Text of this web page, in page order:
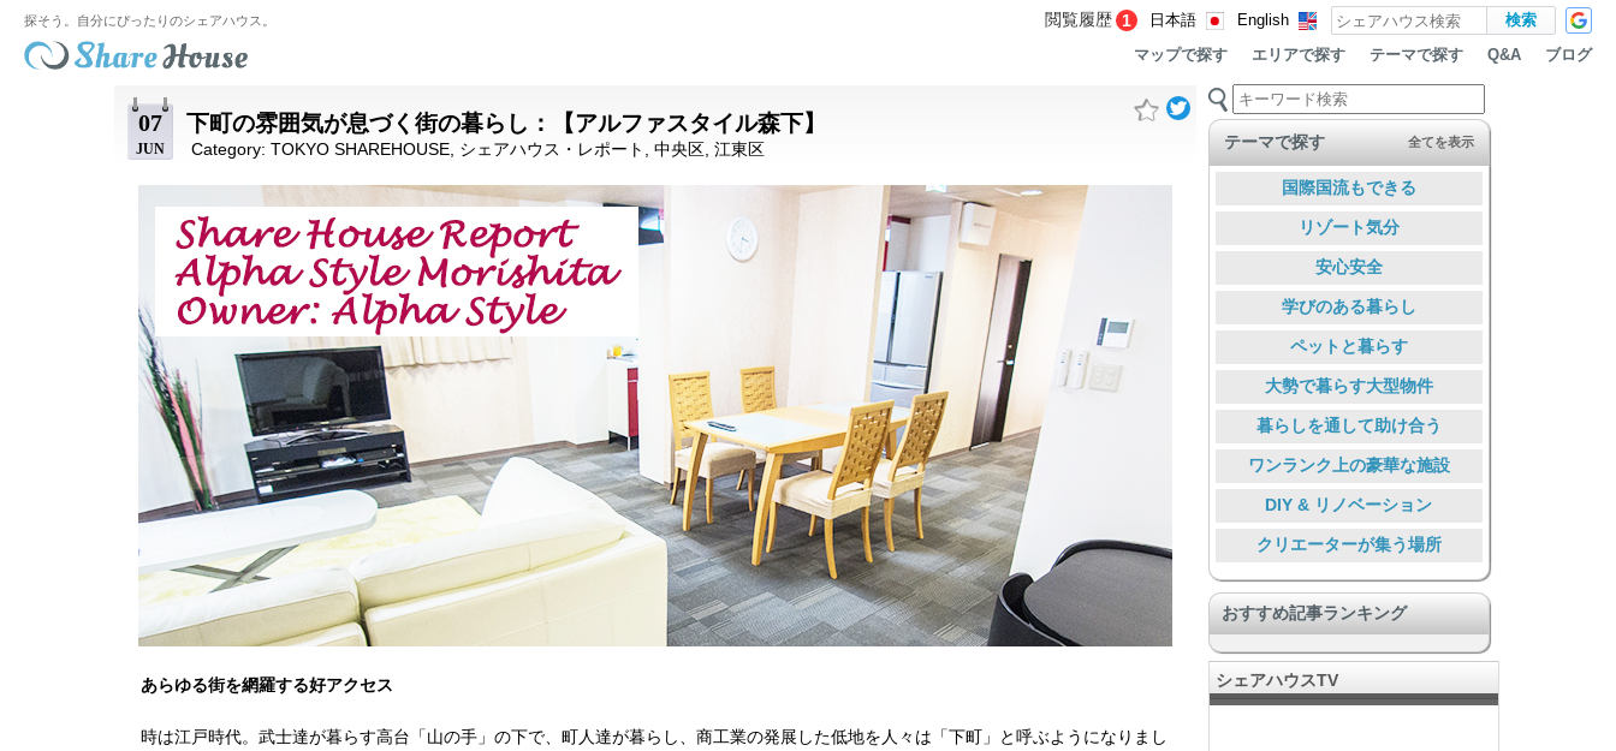
探そう。自分にぴったりのシェアハウス。 閲覧履歴 1 日本語 English
マップで探す エリアで探す テーマで探す Q&A ブログ
07
JUN
下町の雰囲気が息づく街の暮らし：【アルファスタイル森下】
Category: TOKYO SHAREHOUSE, シェアハウス・レポート 中央区, 江東区
あらゆる街を網羅する好アクセス
時は江戸時代。武士達が暮らす高台「山の手」の下で、町人達が暮らし、商工業の発展した低地を人々は「下町」と呼ぶようになりまし
テーマで探す 全てを表示
国際国流もできる
リゾート気分
安心安全
学びのある暮らし
ペットと暮らす
大勢で暮らす大型物件
暮らしを通して助け合う
ワンランク上の豪華な施設
DIY & リノベーション
クリエーターが集う場所
プライバシー充実
その他ユニーク物件
趣味でつながる
旅人、短期滞在者向け
おすすめ記事ランキング
シェアハウスTV